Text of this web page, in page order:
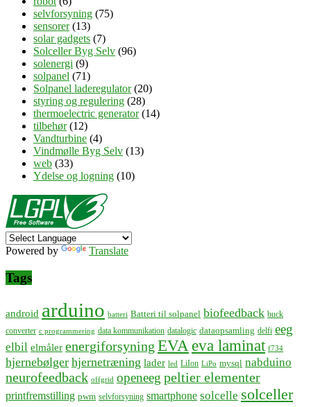
selvforsyning (75)
sensorer(13)
solar gadgets (7)
Solceller Byg Selv (96)
solenergi (9)
solpanel (71)
Solpanel laderegulator(20)
styring og regulering (28)
thermoelectric generator(14)
tilbehør(12)
Vandturbine (4)
Vindmølle Byg Selv (13)
web (33)
Ydelse og logning (10)
Powered by Translate
Tags
android arduino batteri Batteri til solpanel biofeedback buck
converter c programmering data kommunikation datalogic dataopsamling delfi eeg
elbil elmåler energiforsyning EVA eva laminat f734
hjernebølger hjernetræning lader led LiIon LiPo mysql nabduino
neurofeedback offgrid openeeg peltier elementer
printfremstilling pwm selvforsyning smartphone solcelle solceller